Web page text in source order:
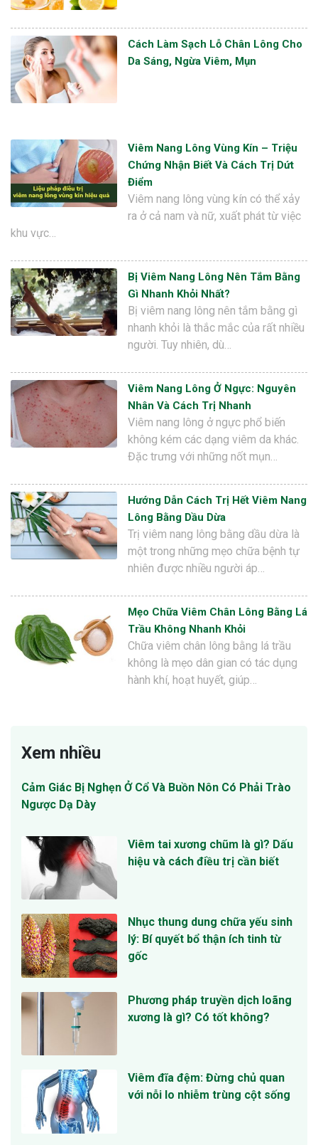
Cách Làm Sạch Lỗ Chân Lông Cho
Da Sáng, Ngừa Viêm, Mụn
Viêm Nang Lông Vùng Kín – Triệu
Chứng Nhận Biết Và Cách Trị Dứt
Điểm
Viêm nang lông vùng kín có thể xảy
ra ở cả nam và nữ, xuất phát từ việc
khu vực…
Bị Viêm Nang Lông Nên Tắm Bằng
Gì Nhanh Khỏi Nhất?
Bị viêm nang lông nên tắm bằng gì
nhanh khỏi là thắc mắc của rất nhiều
người. Tuy nhiên, dù…
Viêm Nang Lông Ở Ngực: Nguyên
Nhân Và Cách Trị Nhanh
Viêm nang lông ở ngực phổ biến
không kém các dạng viêm da khác.
Đặc trưng với những nốt mụn…
Hướng Dẫn Cách Trị Hết Viêm Nang
Lông Bằng Dầu Dừa
Trị viêm nang lông bằng dầu dừa là
một trong những mẹo chữa bệnh tự
nhiên được nhiều người áp…
Mẹo Chữa Viêm Chân Lông Bằng Lá
Trầu Không Nhanh Khỏi
Chữa viêm chân lông bằng lá trầu
không là mẹo dân gian có tác dụng
hành khí, hoạt huyết, giúp…
Xem nhiều
Cảm Giác Bị Nghẹn Ở Cổ Và Buồn Nôn Có Phải Trào
Ngược Dạ Dày
Viêm tai xương chũm là gì? Dấu
hiệu và cách điều trị cần biết
Nhục thung dung chữa yếu sinh
lý: Bí quyết bổ thận ích tinh từ
gốc
Phương pháp truyền dịch loãng
xương là gì? Có tốt không?
Viêm đĩa đệm: Đừng chủ quan
với nỗi lo nhiễm trùng cột sống